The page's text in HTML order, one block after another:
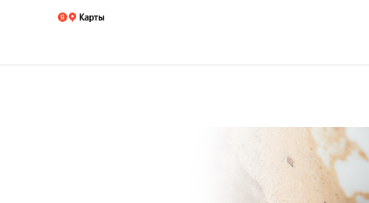
наши запросы. Однозначно советую!